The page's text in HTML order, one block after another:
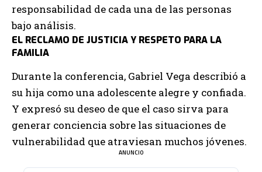
responsabilidad de cada una de las personas
bajo análisis.
EL RECLAMO DE JUSTICIA Y RESPETO PARA LA
FAMILIA
Durante la conferencia, Gabriel Vega describió a
su hija como una adolescente alegre y confiada.
Y expresó su deseo de que el caso sirva para
generar conciencia sobre las situaciones de
vulnerabilidad que atraviesan muchos jóvenes.
ANUNCIO